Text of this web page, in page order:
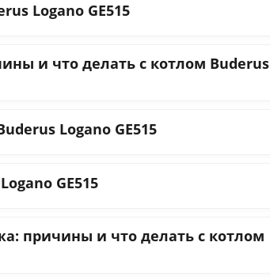
Logano GE515
и что делать с котлом Buderus
Logano GE515
GE515
причины и что делать с котлом